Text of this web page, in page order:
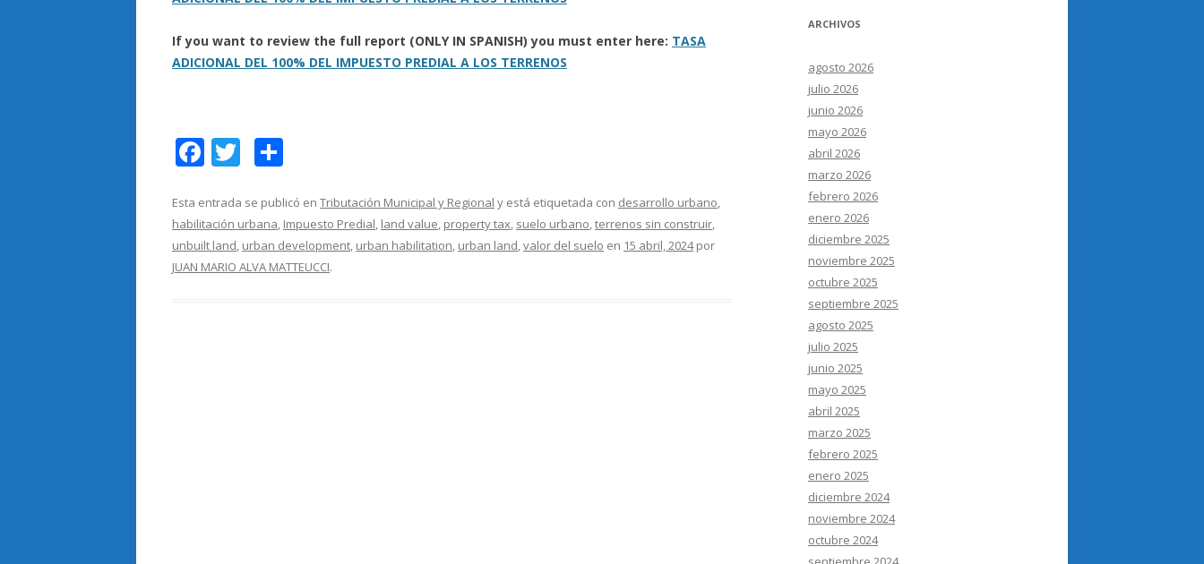
If you want to review the full report (ONLY IN SPANISH) you must enter here: TASA
ADICIONAL DEL 100% DEL IMPUESTO PREDIAL A LOS TERRENOS
F
e
b
o
T
itt
er
m
p
ar
Esta entrada se publicó en Tributación Municipal y Regional y está etiquetada con desarrollo urbano,
habilitación urbana, Impuesto Predial, land value, property tax, suelo urbano,terrenos sin construir,
unbuilt land, urban development, urban habilitation, urban land,valor del suelo en 15 abril, 2024por
JUAN MARIO ALVA MATTEUCCI.
ARCHIVOS
agosto 2026
julio 2026
junio 2026
mayo 2026
abril 2026
marzo 2026
febrero 2026
enero 2026
diciembre 2025
noviembre 2025
octubre 2025
septiembre 2025
agosto 2025
julio 2025
junio 2025
mayo 2025
abril 2025
marzo 2025
febrero 2025
enero 2025
diciembre 2024
noviembre 2024
octubre 2024